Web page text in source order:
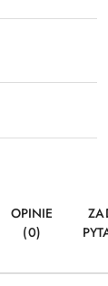
OPINIE
(0)